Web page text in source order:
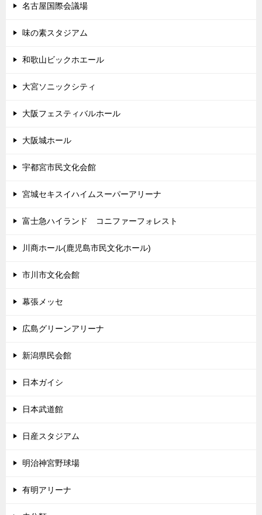
名古屋国際会議場
味の素スタジアム
和歌山ビックホエール
大宮ソニックシティ
大阪フェスティバルホール
大阪城ホール
宇都宮市民文化会館
宮城セキスイハイムスーパーアリーナ
富士急ハイランド コニファーフォレスト
川商ホール(鹿児島市民文化ホール)
市川市文化会館
幕張メッセ
広島グリーンアリーナ
新潟県民会館
日本ガイシ
日本武道館
日産スタジアム
明治神宮野球場
有明アリーナ